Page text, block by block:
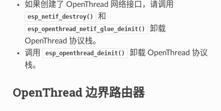
如果创建了 OpenThread 网络接口，请调用
esp_netif_destroy() 和
esp_openthread_netif_glue_deinit()
卸载
OpenThread 协议栈。
调用
esp_openthread_deinit()
卸载 OpenThread 协议
栈。
OpenThread 边界路由器